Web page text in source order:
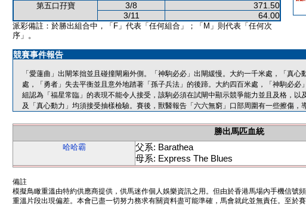
第五口孖寶 3/8
371.50
3/11
64.00
派彩備註：於勝出組合中，「F」代表「任何組合」；「M」則代表「任何次
序」。
競賽事件報告
「愛蓮曲」出閘笨拙並且碰撞閘廂外側。「神駒必必」出閘緩慢。大約一千米處，「真
處，「勇者」失去平衡並且意外地踏著「孫子兵法」的後蹄。大約四百米處，「神駒必
組認為「福星常臨」的表現不能令人接受，該駒必須在試閘中顯示競爭能力並且及格，以
及「真心動力」均須接受抽樣檢驗。賽後，獸醫報告「六六無窮」口部周圍有一些擦傷，
勝出馬匹血統
哈哈霸
父系: Barathea
母系: Express The Blues
備註
模擬鳥瞰重溫由特約供應商提供，供馬迷作個人娛樂資訊之用。但由於香港馬場內手機信號
重溫片段出現偏差。本會已盡一切努力務求有關資料盡可能準確，馬會就此並無責任。至於